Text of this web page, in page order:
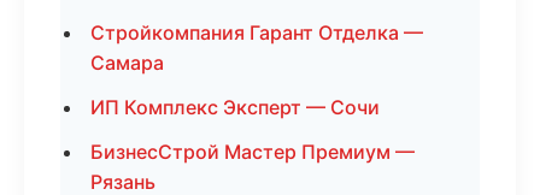
Стройкомпания Гарант Отделка —
Самара
ИП Комплекс Эксперт — Сочи
БизнесСтрой Мастер Премиум —
Рязань